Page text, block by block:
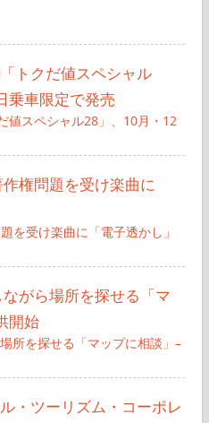
値スペシャル28」、10月・12
を受け楽曲に「電子透かし」
所を探せる「マップに相談」–